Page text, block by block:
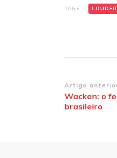
TAGS: LOUDER
de
Artigo
Wacken: o
brasileiro